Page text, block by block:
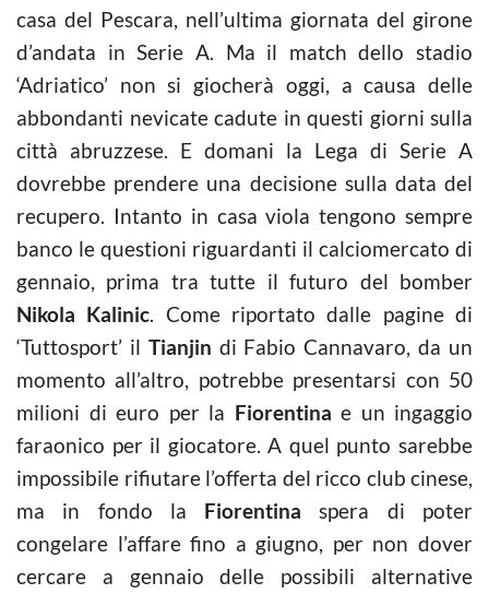
casa del Pescara, nell’ultima giornata del girone
d’andata in Serie A. Ma il match dello stadio
‘Adriatico’ non si giocherà oggi, a causa delle
abbondanti nevicate cadute in questi giorni sulla
città abruzzese. E domani la Lega di Serie A
dovrebbe prendere una decisione sulla data del
recupero. Intanto in casa viola tengono sempre
banco le questioni riguardanti il calciomercato di
gennaio, prima tra tutte il futuro del bomber
Nikola Kalinic. Come riportato dalle pagine di
‘Tuttosport’ il Tianjin di Fabio Cannavaro, da un
momento all’altro, potrebbe presentarsi con 50
milioni di euro per la Fiorentina e un ingaggio
faraonico per il giocatore. A quel punto sarebbe
impossibile rifiutare l’offerta del ricco club cinese,
ma in fondo la Fiorentina spera di poter
congelare l’affare fino a giugno, per non dover
cercare a gennaio delle possibili alternative